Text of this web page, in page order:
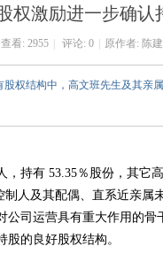
权激励进一步确认
查看: 2955 评论: 0 原作者: 陈
构中，高文班先生及其亲属
有 53.35％股份，其它
人及其配偶、直系近亲
司运营具有重大作用的
的良好股权结构。